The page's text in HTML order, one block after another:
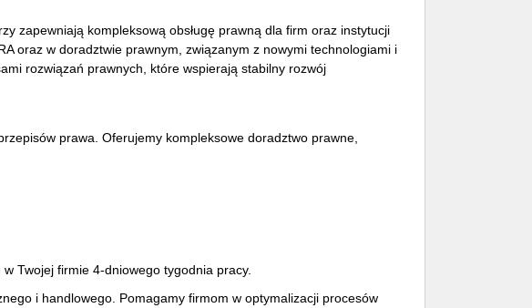
zapewniają kompleksową obsługę prawną dla firm oraz instytucji
oraz w doradztwie prawnym, związanym z nowymi technologiami i
rozwiązań prawnych, które wspierają stabilny rozwój
prawa. Oferujemy kompleksowe doradztwo prawne,
Twojej firmie 4-dniowego tygodnia pracy.
i handlowego. Pomagamy firmom w optymalizacji procesów